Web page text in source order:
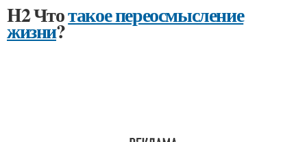
H2 Чтотакое переосмысление
жизни?